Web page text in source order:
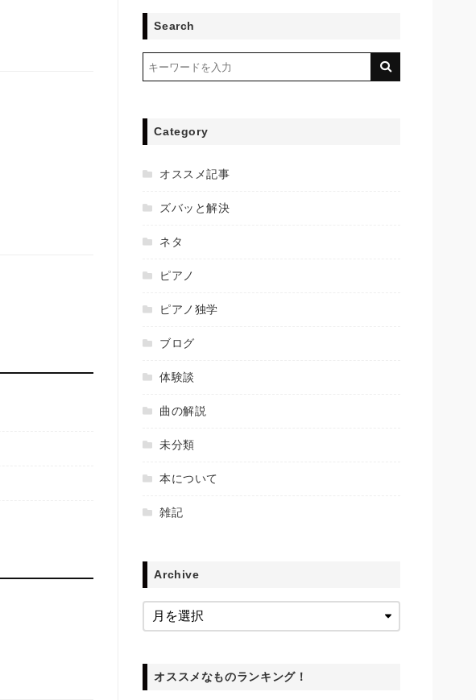
Search
Category
オススメ記事
ズバッと解決
ネタ
ピアノ
ピアノ独学
ブログ
体験談
曲の解説
未分類
本について
雑記
Archive
オススメなものランキング！